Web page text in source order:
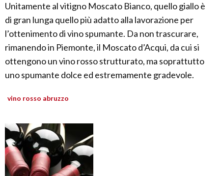
Unitamente al vitigno Moscato Bianco, quello giallo è
di gran lunga quello più adatto alla lavorazione per
l’ottenimento di vino spumante. Da non trascurare,
rimanendo in Piemonte, il Moscato d’Acqui, da cui si
ottengono un vino rosso strutturato, ma soprattutto
uno spumante dolce ed estremamente gradevole.
vino rosso abruzzo